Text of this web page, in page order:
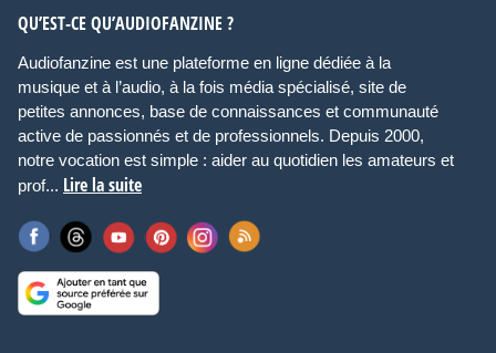
QU’EST-CE QU’AUDIOFANZINE ?
Audiofanzine est une plateforme en ligne dédiée à la
musique et à l’audio, à la fois média spécialisé, site de
petites annonces, base de connaissances et communauté
active de passionnés et de professionnels. Depuis 2000,
notre vocation est simple : aider au quotidien les amateurs et
prof... Lire la suite